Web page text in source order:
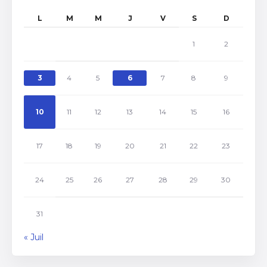
L M M J V S D
1 2
3 4 5 6 7 8 9
10 11 12 13 14 15 16
17 18 19 20 21 22 23
24 25 26 27 28 29 30
31
« Juil